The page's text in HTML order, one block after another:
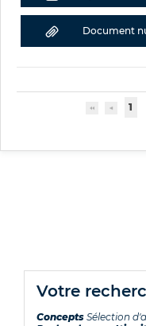
Document
1
votre
Concepts Sélection